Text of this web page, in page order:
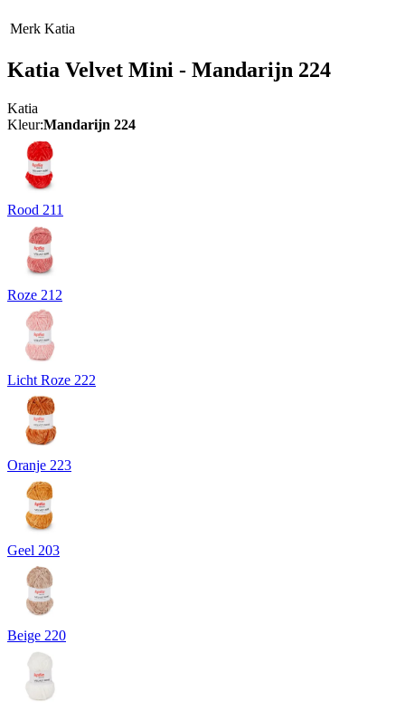
Merk Katia
Katia Velvet Mini - Mandarijn 224
Katia
Kleur:Mandarijn 224
Rood 211
Roze 212
Licht Roze 222
Oranje 223
Geel 203
Beige 220